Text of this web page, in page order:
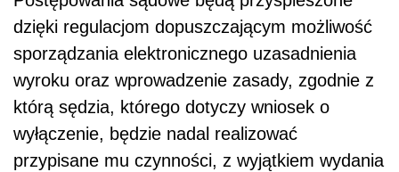
dzięki regulacjom dopuszczającym możliwość
sporządzania elektronicznego uzasadnienia
wyroku oraz wprowadzenie zasady, zgodnie z
którą sędzia, którego dotyczy wniosek o
wyłączenie, będzie nadal realizować
przypisane mu czynności, z wyjątkiem wydania